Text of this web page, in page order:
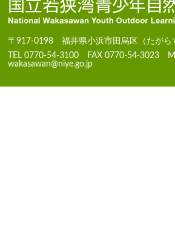
〒917-0198 福井県小浜市田烏区（たがら
TEL 0770-54-3100 FAX 0770-54-3023
wakasawan@niye.go.jp